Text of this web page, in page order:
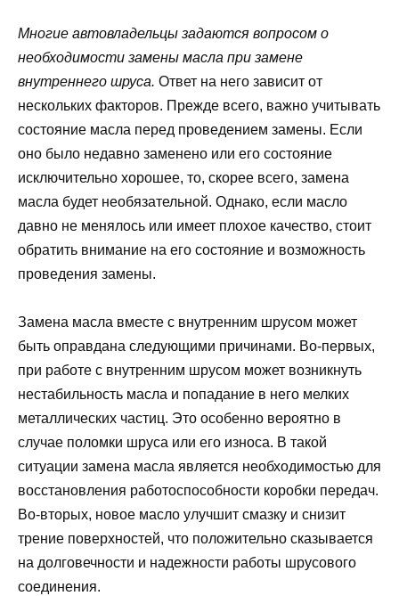
Многие автовладельцы задаются вопросом о
необходимости замены масла при замене
внутреннего шруса. Ответ на него зависит от
нескольких факторов. Прежде всего, важно учитывать
состояние масла перед проведением замены. Если
оно было недавно заменено или его состояние
исключительно хорошее, то, скорее всего, замена
масла будет необязательной. Однако, если масло
давно не менялось или имеет плохое качество, стоит
обратить внимание на его состояние и возможность
проведения замены.
Замена масла вместе с внутренним шрусом может
быть оправдана следующими причинами. Во-первых,
при работе с внутренним шрусом может возникнуть
нестабильность масла и попадание в него мелких
металлических частиц. Это особенно вероятно в
случае поломки шруса или его износа. В такой
ситуации замена масла является необходимостью для
восстановления работоспособности коробки передач.
Во-вторых, новое масло улучшит смазку и снизит
трение поверхностей, что положительно сказывается
на долговечности и надежности работы шрусового
соединения.